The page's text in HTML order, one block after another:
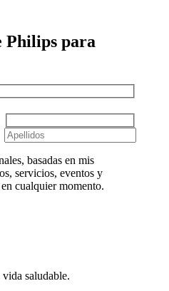
Philips para
basadas en mis
servicios, eventos y
cualquier momento.
saludable.